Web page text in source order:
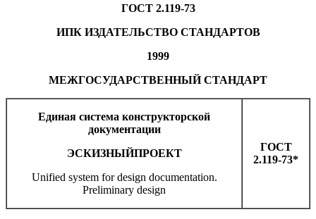
ГОСТ 2.119-73
ИПК ИЗДАТЕЛЬСТВО СТАНДАРТОВ
1999
МЕЖГОСУДАРСТВЕННЫЙ СТАНДАРТ
Единая система конструкторской
документации
ЭСКИЗНЫЙПРОЕКТ
Unified system for design documentation.
Preliminary design
ГОСТ
2.119-73*